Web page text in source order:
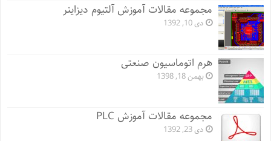
مجموعه مقالات آموزش آلتیوم دیزاینر
دی 10, 1392
هرم اتوماسیون صنعتی
بهمن 18, 1398
مجموعه مقالات آموزش PLC
دی 23, 1392